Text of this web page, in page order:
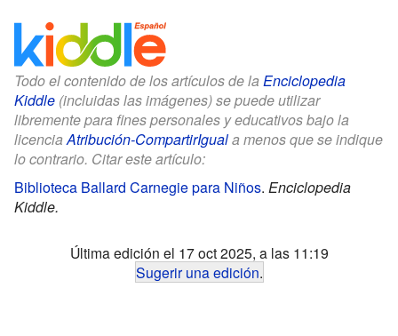
Todo el contenido de los artículos de la Enciclopedia
Kiddle (incluidas las imágenes) se puede utilizar
libremente para fines personales y educativos bajo la
licenciaAtribución-CompartirIguala menos que se indique
lo contrario. Citar este artículo:
Biblioteca Ballard Carnegie para Niños. Enciclopedia
Kiddle.
Última edición el 17 oct 2025, a las 11:19
Sugerir una edición.